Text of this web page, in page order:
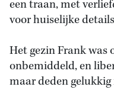
een traan, met
voor huiselijke
Het gezin Frank
onbemiddeld, en
maar deden